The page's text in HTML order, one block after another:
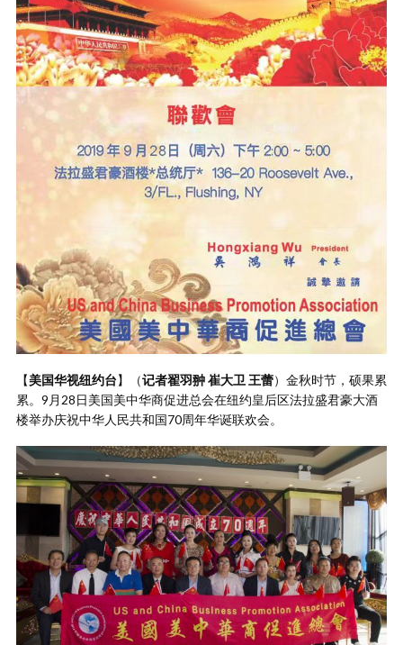
【美国华视纽约台】（记者翟羽翀 崔大卫 王蕾）金秋时节，硕果累
累。9月28日美国美中华商促进总会在纽约皇后区法拉盛君豪大酒
楼举办庆祝中华人民共和国70周年华诞联欢会。